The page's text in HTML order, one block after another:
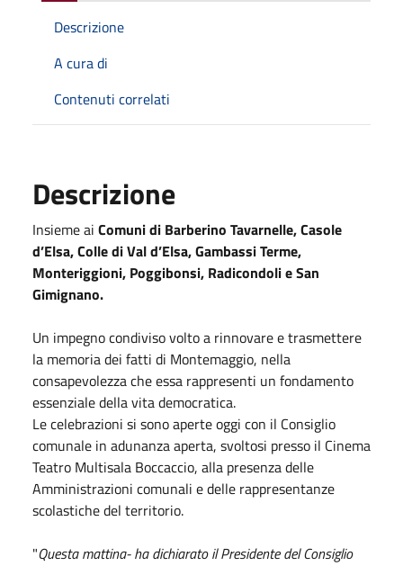
Descrizione
A cura di
Contenuti correlati
Descrizione
Insieme ai Comuni di Barberino Tavarnelle, Casole
d’Elsa, Colle di Val d’Elsa, Gambassi Terme,
Monteriggioni, Poggibonsi, Radicondoli e San
Gimignano.
Un impegno condiviso volto a rinnovare e trasmettere
la memoria dei fatti di Montemaggio, nella
consapevolezza che essa rappresenti un fondamento
essenziale della vita democratica.
Le celebrazioni si sono aperte oggi con il Consiglio
comunale in adunanza aperta, svoltosi presso il Cinema
Teatro Multisala Boccaccio, alla presenza delle
Amministrazioni comunali e delle rappresentanze
scolastiche del territorio.
"Questa mattina- ha dichiarato il Presidente del Consiglio